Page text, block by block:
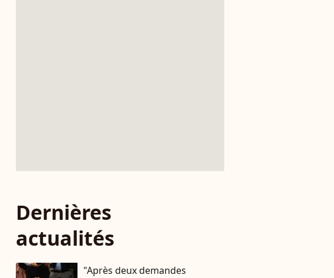
Dernières
actualités
"Après deux demandes